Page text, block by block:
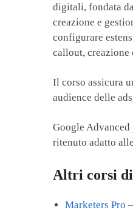
digitali, fondata
creazione e
configurare
callout, creazione
Il corso assicura
audience delle
Google
ritenuto adatto
Altri corsi
Marketers Pro